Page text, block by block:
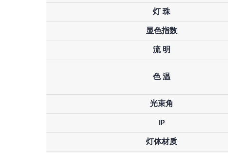
灯 珠
显色指数
流 明
色 温
光束角
IP
灯体材质